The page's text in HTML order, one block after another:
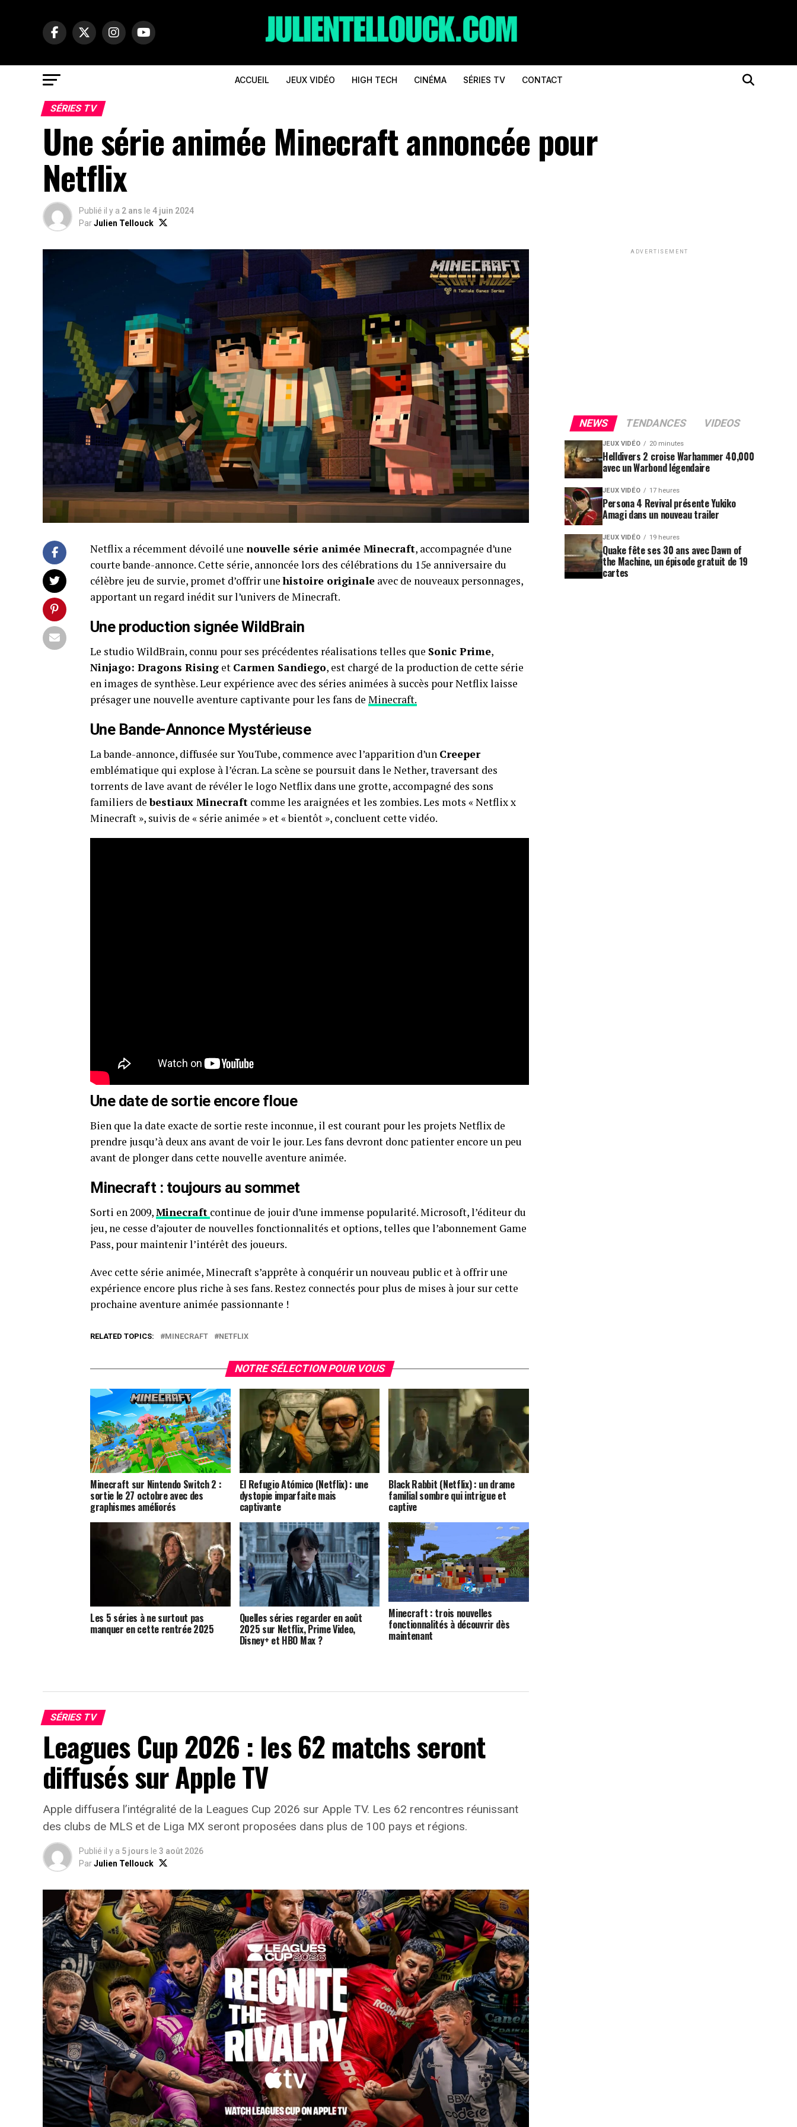
ACCUEIL JEUX VIDÉO HIGH TECH CINÉMA SÉRIES TV CONTACT
SÉRIES TV
Une série animée Minecraft annoncée pour
Netflix
Publié il y a 2 ans le 4 juin 2024
ParJulien Tellouck
Netflix a récemment dévoilé une nouvelle série animée Minecraft, accompagnée d’une
courte bande-annonce. Cette série, annoncée lors des célébrations du 15e anniversaire du
célèbre jeu de survie, promet d’offrir unehistoire originale avec de nouveaux personnages,
apportant un regard inédit sur l’univers de Minecraft.
Une production signée WildBrain
Le studio WildBrain, connu pour ses précédentes réalisations telles que Sonic Prime,
Ninjago: Dragons Rising et Carmen Sandiego, est chargé de la production de cette série
en images de synthèse. Leur expérience avec des séries animées à succès pour Netflix laisse
présager une nouvelle aventure captivante pour les fans de Minecraft.
Une Bande-Annonce Mystérieuse
La bande-annonce, diffusée sur YouTube, commence avec l’apparition d’un Creeper
emblématique qui explose à l’écran. La scène se poursuit dans le Nether, traversant des
torrents de lave avant de révéler le logo Netflix dans une grotte, accompagné des sons
familiers debestiaux Minecraft comme les araignées et les zombies. Les mots « Netflix x
Minecraft », suivis de « série animée » et « bientôt », concluent cette vidéo.
Une date de sortie encore floue
Bien que la date exacte de sortie reste inconnue, il est courant pour les projets Netflix de
prendre jusqu’à deux ans avant de voir le jour. Les fans devront donc patienter encore un peu
avant de plonger dans cette nouvelle aventure animée.
Minecraft : toujours au sommet
Sorti en 2009,Minecraft continue de jouir d’une immense popularité. Microsoft, l’éditeur du
jeu, ne cesse d’ajouter de nouvelles fonctionnalités et options, telles que l’abonnement Game
Pass, pour maintenir l’intérêt des joueurs.
Avec cette série animée, Minecraft s’apprête à conquérir un nouveau public et à offrir une
expérience encore plus riche à ses fans. Restez connectés pour plus de mises à jour sur cette
prochaine aventure animée passionnante !
RELATED TOPICS: MINECRAFT NETFLIX
NOTRE SÉLECTION POUR VOUS
Minecraft sur Nintendo Switch 2 :
sortie le 27 octobre avec des
graphismes améliorés
El Refugio Atómico (Netflix) : une
dystopie imparfaite mais
captivante
Black Rabbit (Netflix) : un drame
familial sombre qui intrigue et
captive
Les 5 séries à ne surtout pas
manquer en cette rentrée 2025
Quelles séries regarder en août
2025 sur Netflix, Prime Video,
Disney+ et HBO Max ?
Minecraft : trois nouvelles
fonctionnalités à découvrir dès
maintenant
SÉRIES TV
Leagues Cup 2026 : les 62 matchs seront
diffusés sur Apple TV
Apple diffusera l’intégralité de la Leagues Cup 2026 sur Apple TV. Les 62 rencontres réunissant
des clubs de MLS et de Liga MX seront proposées dans plus de 100 pays et régions.
Publié il y a 5 jours le 3 août 2026
ParJulien Tellouck
ADVERTISEMENT
NEWS TENDANCES VIDEOS
JEUX VIDÉO 20 minutes
Helldivers 2 croise Warhammer 40,000
avec un Warbond légendaire
JEUX VIDÉO 17 heures
Persona 4 Revival présente Yukiko
Amagi dans un nouveau trailer
JEUX VIDÉO 19 heures
Quake fête ses 30 ans avec Dawn of
the Machine, un épisode gratuit de 19
cartes